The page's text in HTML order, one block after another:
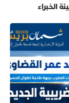
الخبراء